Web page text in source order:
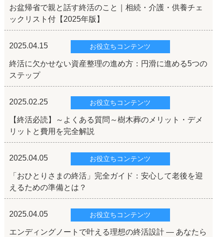
お盆帰省で親と話す終活のこと｜相続・介護・供養チェ
ックリスト付【2025年版】
2025.04.15 お役立ちコンテンツ
終活に欠かせない資産整理の進め方：円滑に進める5つの
ステップ
2025.02.25 お役立ちコンテンツ
【終活必読】～よくある質問～樹木葬のメリット・デメ
リットと費用を完全解説
2025.04.05 お役立ちコンテンツ
「おひとりさまの終活」完全ガイド：安心して老後を迎
えるための準備とは？
2025.04.05 お役立ちコンテンツ
エンディングノートで叶える理想の終活設計 ― あなたら